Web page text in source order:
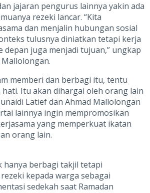
jajaran pengurus lainnya yakin ada
rezeki lancar. “Kita
dan menjalin hubungan sosial
tulusnya diniatkan tetapi kerja
depan juga menjadi tujuan,” ungkap
Mallolongan.
memberi dan berbagi itu, tentu
Itu akan dihargai oleh orang lain
Latief dan Ahmad Mallolongan
lainnya ingin mempromosikan
yang memperkuat ikatan
orang lain.
hanya berbagi takjil tetapi
kepada warga sebagai
sedekah saat Ramadan